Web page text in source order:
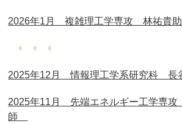
2026年1月 複雑理工学専攻 林祐貴
♦ ♦ ♦
2025年12月 情報理工学系研究科 長
2025年11月 先端エネルギー工学専
師